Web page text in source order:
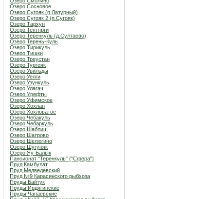
Озеро Сосновое
Озеро Сугояк (п.Лазурный)
Озеро Сугояк 2 (п.Сугояк)
Озеро Тархун
Озеро Тептярги
Озеро Теренкуль (д.Султаево)
Озеро Терень-Куль
Озеро Тирикуль
Озеро Тишки
Озеро Треустан
Озеро Тургояк
Озеро Увильды
Озеро Уелги
Озеро Узункуль
Озеро Улагач
Озеро Урефты
Озеро Уфимское
Озеро Хохлан
Озеро Хохловатое
Озеро Чебакуль
Озеро Чебаркуль
Озеро Шаблиш
Озеро Шатрово
Озеро Шелюгино
Озеро Шугуняк
Озеро Яу-Балык
Пансионат "Теренкуль" ("Сфера")
Пруд Камбулат
Пруд Медведевский
Пруд №9 Карасинского рыбхоза
Пруды Байтук
Пруды Ирдягинские
Пруды Чапаевские